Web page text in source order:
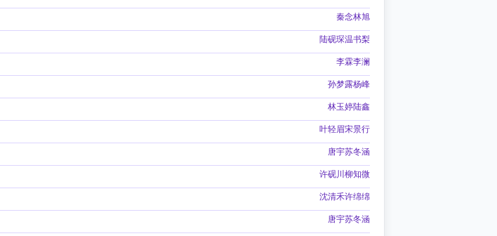
秦念林旭
陆砚琛温书梨
李霖李澜
孙梦露杨峰
林玉婷陆鑫
叶轻眉宋景行
唐宇苏冬涵
许砚川柳知微
沈清禾许绵绵
唐宇苏冬涵